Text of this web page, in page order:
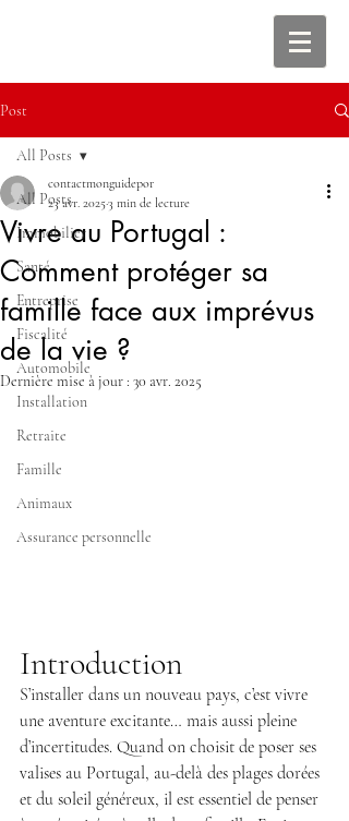
Post
All Posts
Immobilier
Santé
Entreprise
Fiscalité
Automobile
Installation
Retraite
Famille
Animaux
Assurance personnelle
All Posts
Vivre au Portugal :
Comment protéger sa
famille face aux imprévus
de la vie ?
contactmonguidepor
23 avr. 20253 min de lecture
Dernière mise à jour : 30 avr. 2025
Introduction
S’installer dans un nouveau pays, c’est vivre
une aventure excitante… mais aussi pleine
d’incertitudes. Quand on choisit de poser ses
valises au Portugal, au-delà des plages dorées
et du soleil généreux, il est essentiel de penser